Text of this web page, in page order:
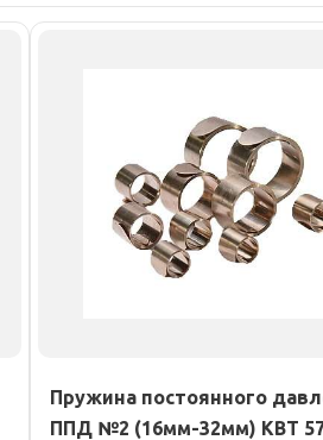
Пружина постоянного
ППД №2 (16мм-32мм) КВТ